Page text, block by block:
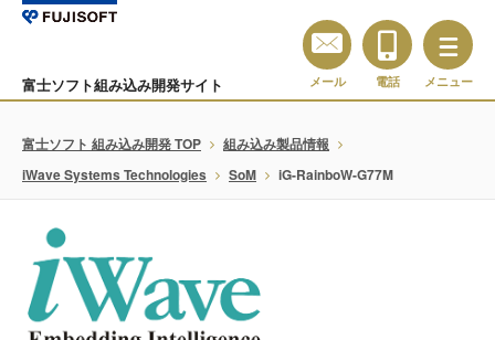
富士ソフト組み込み開発サイト メール 電話 メニュー
富士ソフト 組み込み開発 TOP
組み込み製品情報
iWave Systems Technologies
SoM iG-RainboW-G77M